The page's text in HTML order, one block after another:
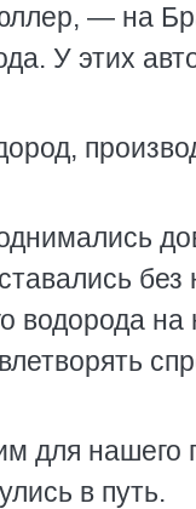
— на
У этих
без
водорода
для
в путь.